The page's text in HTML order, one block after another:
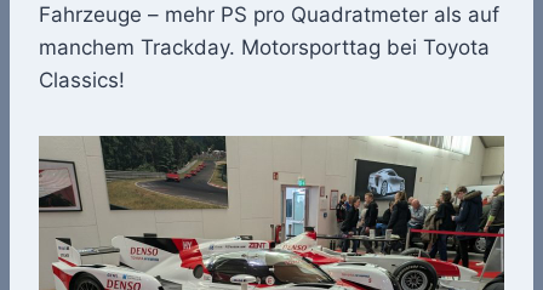
Fahrzeuge – mehr PS pro Quadratmeter als auf
manchem Trackday. Motorsporttag bei Toyota
Classics!